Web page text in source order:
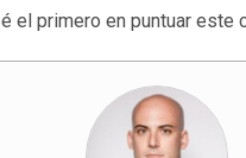
el primero en puntuar este